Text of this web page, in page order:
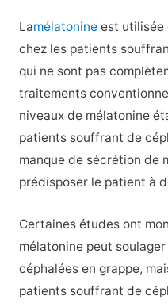
Lamélatonineest utilisée
chez les patients
qui ne sont pas
traitements
niveaux de mélatonine
patients souffrant de
manque de sécrétion de
prédisposer le patient à
Certaines études ont
mélatonine peut
céphalées en grappe,
patients souffrant de